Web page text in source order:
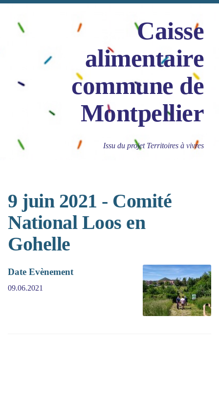
Caisse
alimentaire
commune de
Montpellier
Issu du projet Territoires à vivres
9 juin 2021 - Comité
National Loos en
Gohelle
Date Evènement
09.06.2021